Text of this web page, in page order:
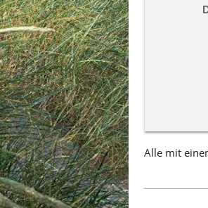
Alle mit